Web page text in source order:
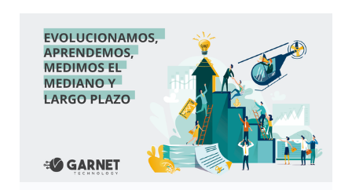
debemos tomar?
¿Podremos adaptarnos sobre un modelo
digitalizado de mayor productividad?
El mercado de seguridad electrónica no está
ajeno a estas circunstancias y se dirige hacia un
que tendremos que redefinir entre todos.